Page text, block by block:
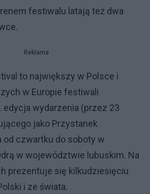
festiwalu latają też dwa
Reklama
to największy w Polsce i
w Europie festiwali
wydarzenia (przez 23
jako Przystanek
od czwartku do soboty w
w województwie lubuskim. Na
prezentuje się kilkudziesięciu
i ze świata.